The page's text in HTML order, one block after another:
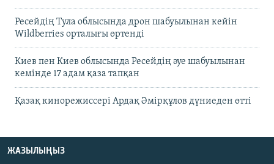
Ресейдің Тула облысында дрон шабуылынан кейін
Wildberries орталығы өртенді
Киев пен Киев облысында Ресейдің әуе шабуылынан
кемінде 17 адам қаза тапқан
Қазақ кинорежиссері Ардақ Әмірқұлов дүниеден өтті
ЖАЗЫЛЫҢЫЗ